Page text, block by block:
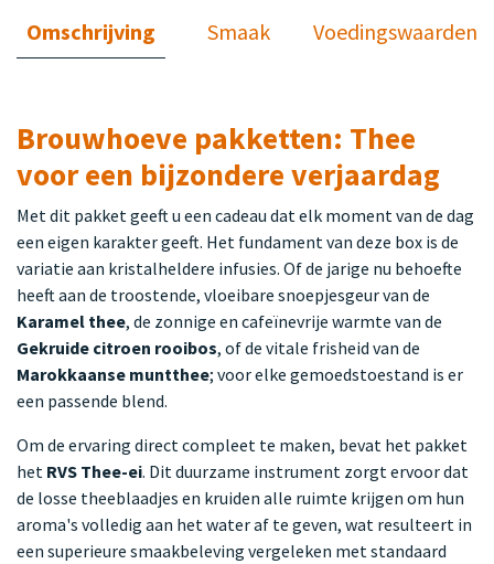
Omschrijving Smaak Voedingswaarden
Brouwhoeve pakketten: Thee
voor een bijzondere verjaardag
Met dit pakket geeft u een cadeau dat elk moment van de dag
een eigen karakter geeft. Het fundament van deze box is de
variatie aan kristalheldere infusies. Of de jarige nu behoefte
heeft aan de troostende, vloeibare snoepjesgeur van de
Karamel thee, de zonnige en cafeïnevrije warmte van de
Gekruide citroen rooibos, of de vitale frisheid van de
Marokkaanse muntthee; voor elke gemoedstoestand is er
een passende blend.
Om de ervaring direct compleet te maken, bevat het pakket
het RVS Thee-ei. Dit duurzame instrument zorgt ervoor dat
de losse theeblaadjes en kruiden alle ruimte krijgen om hun
aroma's volledig aan het water af te geven, wat resulteert in
een superieure smaakbeleving vergeleken met standaard